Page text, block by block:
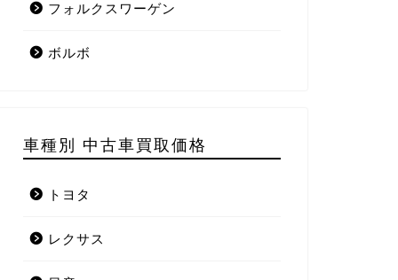
フォルクスワーゲン
ボルボ
車種別 中古車買取価格
トヨタ
レクサス